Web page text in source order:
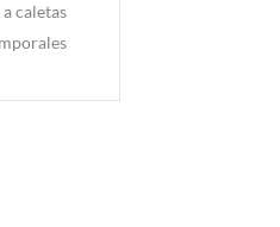
caletas